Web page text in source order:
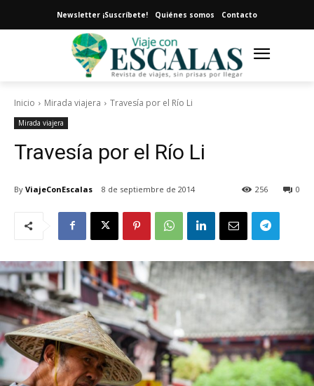
Newsletter ¡Suscríbete! Quiénes somos Contacto
Inicio Mirada viajera Travesía por el Río Li
Mirada viajera
Travesía por el Río Li
By ViajeConEscalas 8 de septiembre de 2014 0
256